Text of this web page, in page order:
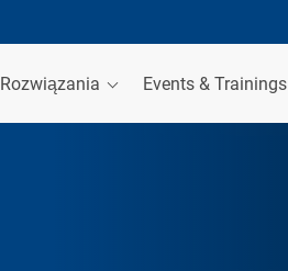
Rozwiązania Events & Trainings